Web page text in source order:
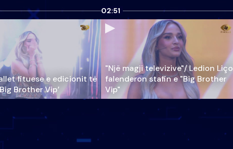
fituese e edicionit të
Brother Vip’
02:51
"Një magji televizive"/ Ledion Liço
falenderon stafin e "Big Brother
Vip"